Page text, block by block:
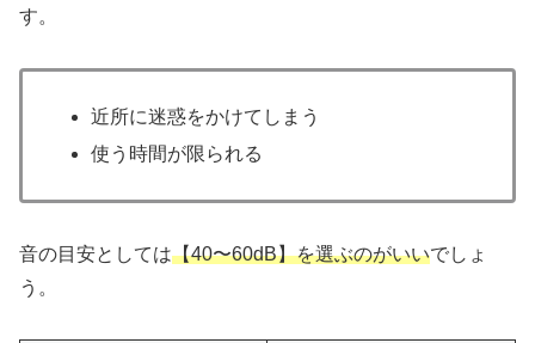
す。
近所に迷惑をかけてしまう
使う時間が限られる
音の目安としては【40〜60dB】を選ぶのがいいでしょ
う。